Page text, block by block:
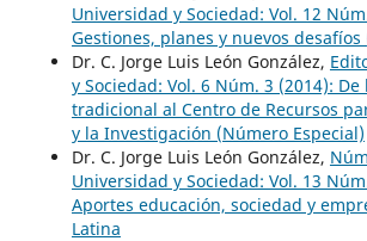
Universidad y Sociedad: Vol. 12
Gestiones, planes y nuevos desafíos
Dr. C. Jorge Luis León González,
y Sociedad: Vol. 6 Núm. 3 (2014):
tradicional al Centro de Recursos
y la Investigación (Número Especial)
Dr. C. Jorge Luis León González,
Universidad y Sociedad: Vol. 13
Aportes educación, sociedad y
Latina